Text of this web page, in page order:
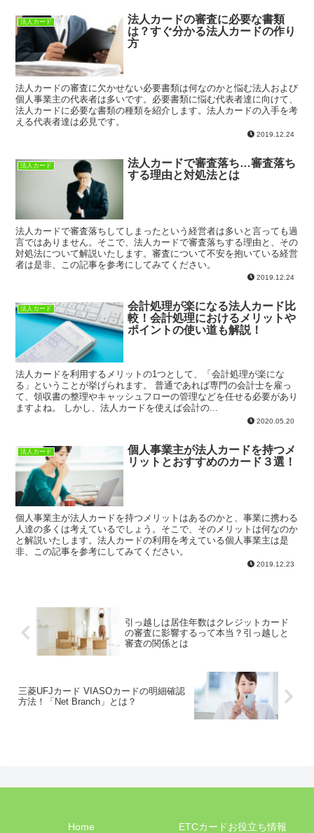
法人カード
法人カードの審査に必要な書類
は？すぐ分かる法人カードの作り
方
法人カードの審査に欠かせない必要書類は何なのかと悩む法人および
個人事業主の代表者は多いです。必要書類に悩む代表者達に向けて、
法人カードに必要な書類の種類を紹介します。法人カードの入手を考
える代表者達は必見です。
2019.12.24
法人カード
法人カードで審査落ち…審査落ち
する理由と対処法とは
法人カードで審査落ちしてしまったという経営者は多いと言っても過
言ではありません。そこで、法人カードで審査落ちする理由と、その
対処法について解説いたします。審査について不安を抱いている経営
者は是非、この記事を参考にしてみてください。
2019.12.24
法人カード
会計処理が楽になる法人カード比
較！会計処理におけるメリットや
ポイントの使い道も解説！
法人カードを利用するメリットの1つとして、「会計処理が楽にな
る」ということが挙げられます。 普通であれば専門の会計士を雇っ
て、領収書の整理やキャッシュフローの管理などを任せる必要があり
ますよね。 しかし、法人カードを使えば会計の...
2020.05.20
法人カード
個人事業主が法人カードを持つメ
リットとおすすめのカード３選！
個人事業主が法人カードを持つメリットはあるのかと、事業に携わる
人達の多くは考えているでしょう。そこで、そのメリットは何なのか
と解説いたします。法人カードの利用を考えている個人事業主は是
非、この記事を参考にしてみてください。
2019.12.23
引っ越しは居住年数はクレジットカード
の審査に影響するって本当？引っ越しと
審査の関係とは
三菱UFJカード VIASOカードの明細確認
方法！「Net Branch」とは？
Home ETCカードお役立ち情報